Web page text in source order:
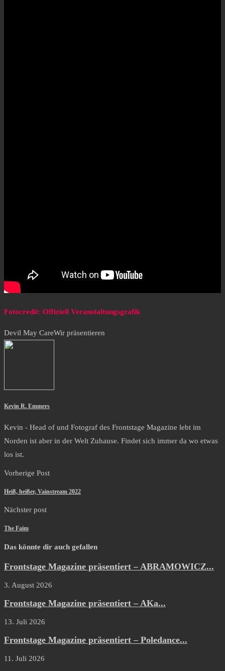
Fotocredit: Offiziell Veranstaltungsgrafik
Devil May CareWir präsentieren
Kevin R. Emmers
Kevin - Head of und Fotograf des Frontstage Magazine lebt im
Norden ist aber in der Welt Zuhause. Findet sich immer da wo etwas
los ist.
Vorherige Post
Heiß, heißer, Vainstream 2022
Nächster post
The Faim
Das könnte dir auch gefallen
Frontstage Magazine präsentiert – ABRAMOWICZ...
3. August 2026
Frontstage Magazine präsentiert – AKa...
13. Juli 2026
Frontstage Magazine präsentiert – Poledance...
11. Juli 2026